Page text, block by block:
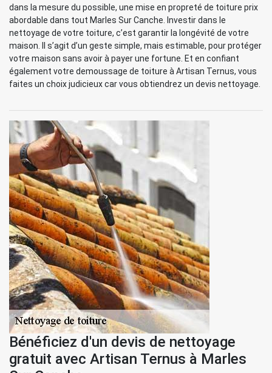
dans la mesure du possible, une mise en propreté de toiture prix
abordable dans tout Marles Sur Canche. Investir dans le
nettoyage de votre toiture, c’est garantir la longévité de votre
maison. Il s’agit d’un geste simple, mais estimable, pour protéger
votre maison sans avoir à payer une fortune. Et en confiant
également votre demoussage de toiture à Artisan Ternus, vous
faites un choix judicieux car vous obtiendrez un devis nettoyage.
Bénéficiez d'un devis de nettoyage
gratuit avec Artisan Ternus à Marles